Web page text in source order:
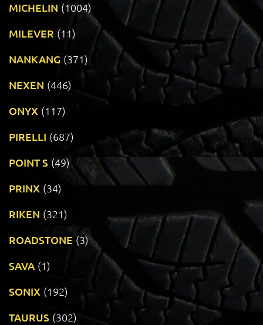
MICHELIN (1004)
MILEVER (11)
NANKANG (371)
NEXEN (446)
ONYX (117)
PIRELLI (687)
POINT S (49)
PRINX (34)
RIKEN (321)
ROADSTONE (3)
SAVA (1)
SONIX (192)
TAURUS (302)